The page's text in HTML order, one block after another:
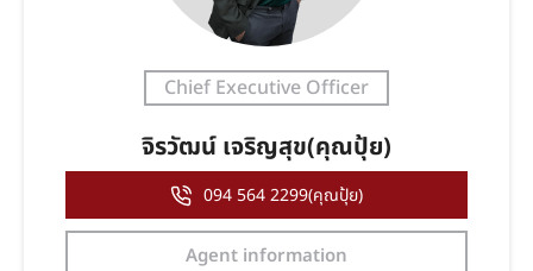
Chief Executive Officer
จิรวัฒน์ เจริญสุข(คุณปุ้ย)
094 564 2299(คุณปุ้ย)
Agent information